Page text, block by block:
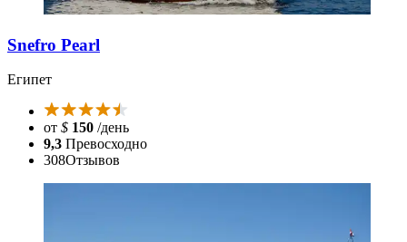
Snefro Pearl
Египет
от $ 150 /день
9,3 Превосходно
308Отзывов